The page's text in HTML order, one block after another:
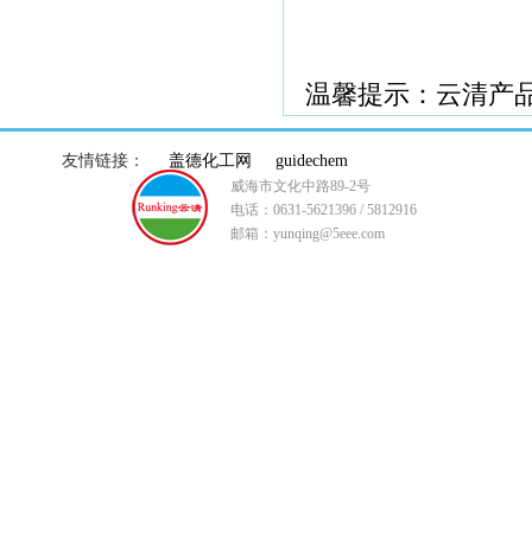
温馨提示：云清产
友情链接： 盖德化工网 guidechem
威海市文化中路89-2号
电话：0631-5621396 / 5812916
邮箱：yunqing@5eee.com